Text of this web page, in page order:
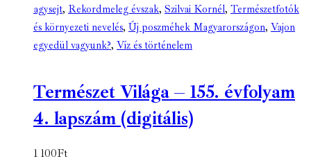
agysejt, Rekordmeleg évszak, Szilvai Kornél, Természetfotók
és környezeti nevelés, Új poszméhek Magyarországon, Vajon
egyedül vagyunk?, Víz és történelem
Természet Világa – 155. évfolyam
4. lapszám (digitális)
1 100Ft